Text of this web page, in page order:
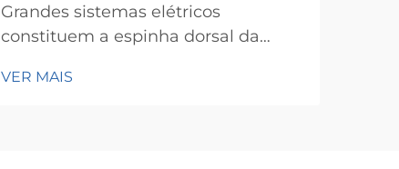
Grandes sistemas elétricos
constituem a espinha dorsal da
exigindo equipamentos sofisticados
VER MAIS